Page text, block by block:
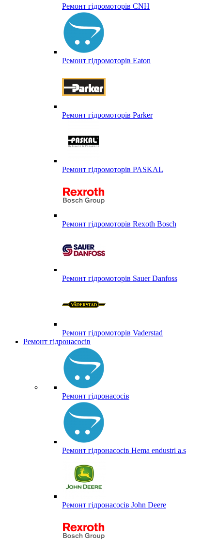
Ремонт гідромоторів CNH
Ремонт гідромоторів Eaton
Ремонт гідромоторів Parker
Ремонт гідромоторів PASKAL
Ремонт гідромоторів Rexoth Bosch
Ремонт гідромоторів Sauer Danfoss
Ремонт гідромоторів Vaderstad
Ремонт гідронасосів
Ремонт гідронасосів
Ремонт гідронасосів Hema endustri a.s
Ремонт гідронасосів John Deere